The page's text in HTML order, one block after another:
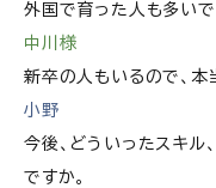
外国で育った人も多いで
中川様
新卒の人もいるので、本
小野
今後、どういったスキル
ですか。